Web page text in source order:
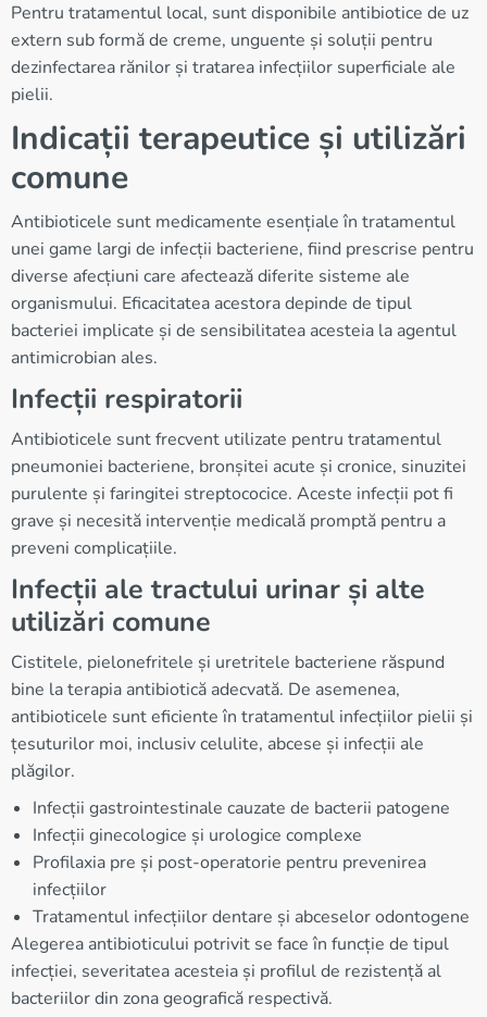
Pentru tratamentul local, sunt disponibile antibiotice de uz
extern sub formă de creme, unguente și soluții pentru
dezinfectarea rănilor și tratarea infecțiilor superficiale ale
pielii.
Indicații terapeutice și utilizări
comune
Antibioticele sunt medicamente esențiale în tratamentul
unei game largi de infecții bacteriene, fiind prescrise pentru
diverse afecțiuni care afectează diferite sisteme ale
organismului. Eficacitatea acestora depinde de tipul
bacteriei implicate și de sensibilitatea acesteia la agentul
antimicrobian ales.
Infecții respiratorii
Antibioticele sunt frecvent utilizate pentru tratamentul
pneumoniei bacteriene, bronșitei acute și cronice, sinuzitei
purulente și faringitei streptococice. Aceste infecții pot fi
grave și necesită intervenție medicală promptă pentru a
preveni complicațiile.
Infecții ale tractului urinar și alte
utilizări comune
Cistitele, pielonefritele și uretritele bacteriene răspund
bine la terapia antibiotică adecvată. De asemenea,
antibioticele sunt eficiente în tratamentul infecțiilor pielii și
țesuturilor moi, inclusiv celulite, abcese și infecții ale
plăgilor.
Infecții gastrointestinale cauzate de bacterii patogene
Infecții ginecologice și urologice complexe
Profilaxia pre și post-operatorie pentru prevenirea
infecțiilor
Tratamentul infecțiilor dentare și abceselor odontogene
Alegerea antibioticului potrivit se face în funcție de tipul
infecției, severitatea acesteia și profilul de rezistență al
bacteriilor din zona geografică respectivă.